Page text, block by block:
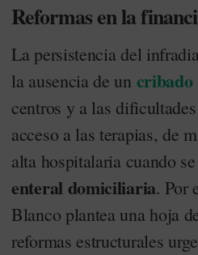
Reformas en la
La persistencia del
la ausencia de un cribado
centros y a las
acceso a las terapias, de
alta hospitalaria cuando
enteral domiciliaria. Por
Blanco plantea una hoja
reformas estructurales